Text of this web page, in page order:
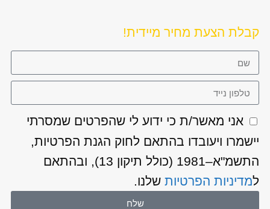
קבלת הצעת מחיר מיידית!
אני מאשר/ת כי ידוע לי שהפרטים שמסרתי
יישמרו ויעובדו בהתאם לחוק הגנת הפרטיות,
התשמ"א–1981 (כולל תיקון 13), ובהתאם
למדיניות הפרטיותשלנו.
שלח